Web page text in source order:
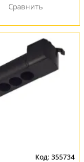
355734